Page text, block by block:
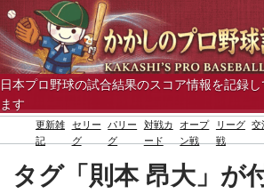
日本プロ野球の試合結果のスコア情報を記録し
ます
更新雑
記
セリー
グ
パリー
グ
対戦カ
ード
オープ
ン戦
リーグ
戦
交
タグ「則本 昂大」が